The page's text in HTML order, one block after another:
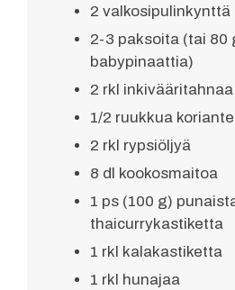
2 valkosipulinkynttä
2-3 paksoita (tai 80
babypinaattia)
2 rkl inkivääritahnaa
1/2 ruukkua
2 rkl rypsiöljyä
8 dl kookosmaitoa
1 ps (100 g)
thaicurrykastiketta
1 rkl kalakastiketta
1 rkl hunajaa